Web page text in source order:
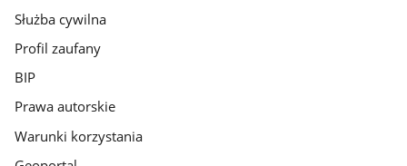
Służba cywilna
Profil zaufany
BIP
Prawa autorskie
Warunki korzystania